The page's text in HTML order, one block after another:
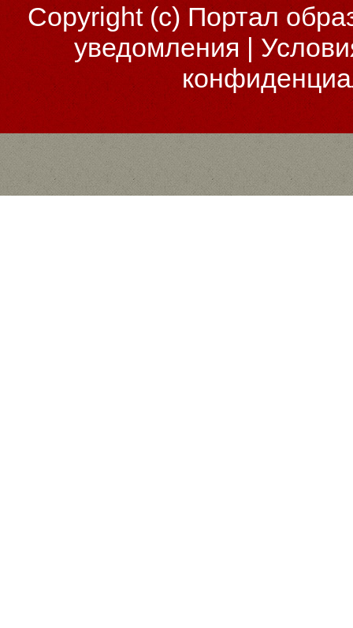
Copyright (c)Портал
уведомления |